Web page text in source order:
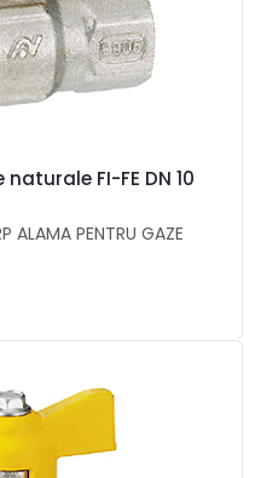
FI-FE DN 10
ALAMA PENTRU GAZE